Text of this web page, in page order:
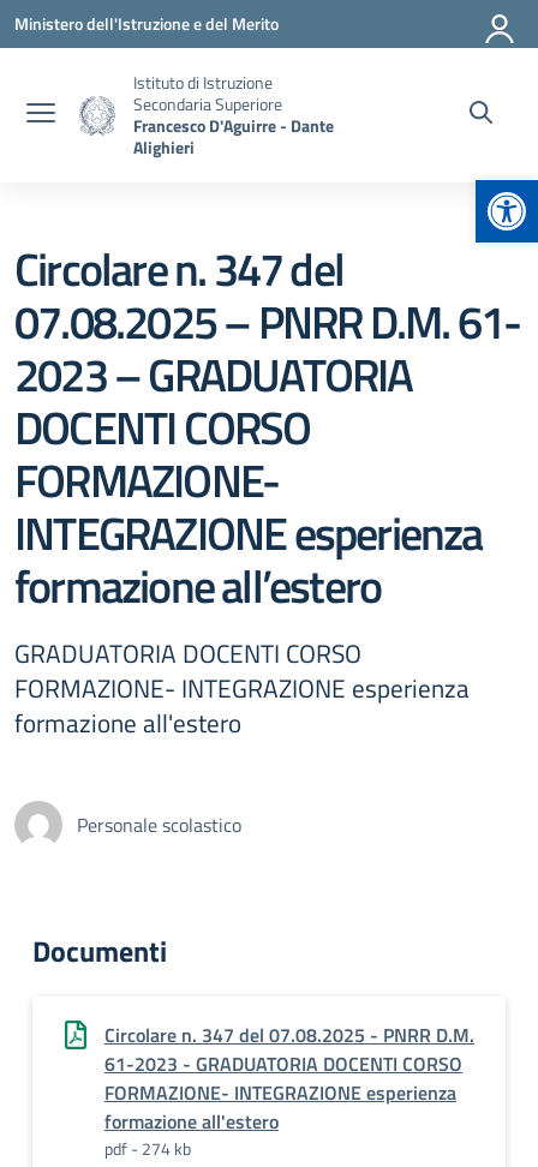
Vai ai contenuti
Vai al menu di navigazione
Vai al footer
Ministero dell'Istruzione e del Merito
Istituto di Istruzione
Secondaria Superiore
Francesco D'Aguirre - Dante
Alighieri
Circolare n. 347 del
07.08.2025 – PNRR D.M. 61-
2023 – GRADUATORIA
DOCENTI CORSO
FORMAZIONE-
INTEGRAZIONE esperienza
formazione all’estero
GRADUATORIA DOCENTI CORSO
FORMAZIONE- INTEGRAZIONE esperienza
formazione all'estero
Personale scolastico
Documenti
Circolare n. 347 del 07.08.2025 - PNRR D.M.
61-2023 - GRADUATORIA DOCENTI CORSO
FORMAZIONE- INTEGRAZIONE esperienza
formazione all'estero
pdf - 274 kb